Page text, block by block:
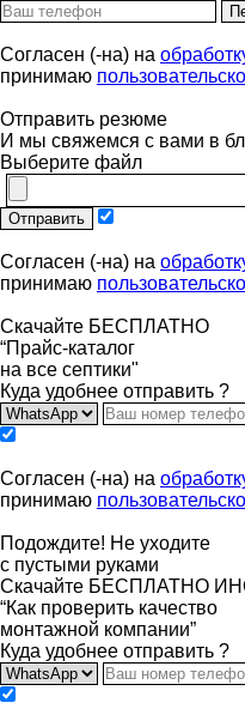
Согласен (-на) на
принимаю
Отправить резюме
И мы свяжемся с вами в
Выберите файл
Отправить
Согласен (-на) на
принимаю
Скачайте БЕСПЛАТНО
“Прайс-каталог
на все септики"
Куда удобнее отправить ?
Согласен (-на) на
принимаю
Подождите! Не уходите
с пустыми руками
Скачайте БЕСПЛАТНО
“Как проверить качество
монтажной компании”
Куда удобнее отправить ?